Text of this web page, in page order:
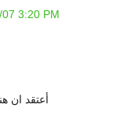
07 3:20 PM
أعتقد ان